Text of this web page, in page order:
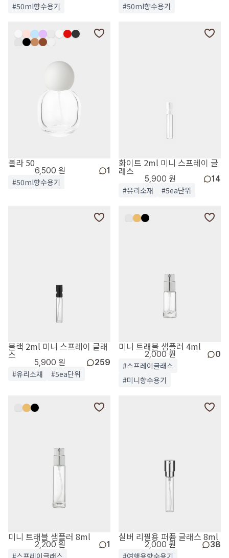
#50ml향수용기 #50ml향수용기
볼라 50
6,500 원 1
#50ml향수용기
화이트 2ml 미니 스프레이 글
래스
5,900 원 14
#유리소재 #5ea단위
블랙 2ml 미니 스프레이 글래
스
5,900 원 259
#유리소재 #5ea단위
미니 트래블 샘플러 4ml
2,000 원 0
#스프레이글래스
#미니향수용기
미니 트래블 샘플러 8ml
2,200 원 1
#스프레이글래스
실버 리필용 퍼퓸 글래스 8ml
2,000 원 38
#여행용향수용기